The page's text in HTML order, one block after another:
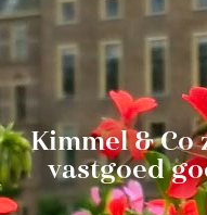
Kimmel &
vastgoed